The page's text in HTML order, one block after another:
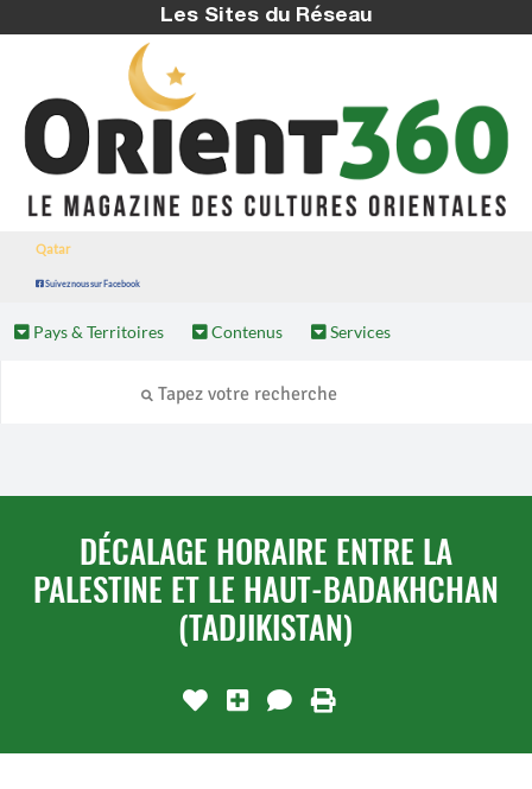
Les Sites du Réseau
Qatar
Suivez nous sur Facebook
Pays & Territoires Contenus Services
DÉCALAGE HORAIRE ENTRE LA
PALESTINE ET LE HAUT-BADAKHCHAN
(TADJIKISTAN)